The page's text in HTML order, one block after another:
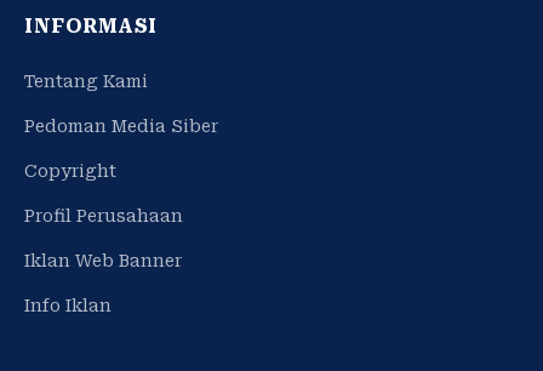
INFORMASI
Tentang Kami
Pedoman Media Siber
Copyright
Profil Perusahaan
Iklan Web Banner
Info Iklan